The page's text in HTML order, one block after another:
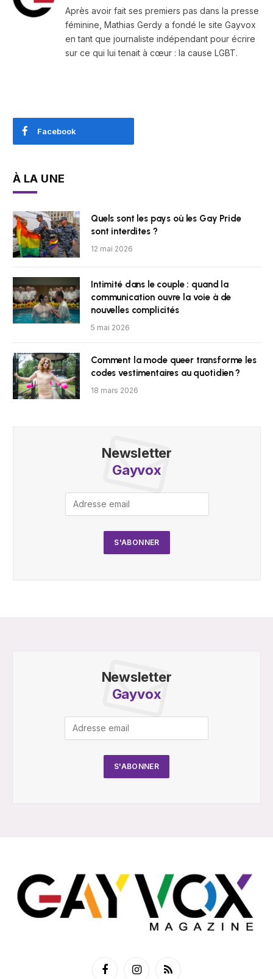
Après avoir fait ses premiers pas dans la presse
féminine, Mathias Gerdy a fondé le site Gayvox
en tant que journaliste indépendant pour écrire
sur ce qui lui tenait à cœur : la cause LGBT.
Facebook
À LA UNE
Quels sont les pays où les Gay Pride
sont interdites ?
12 mai 2026
Intimité dans le couple : quand la
communication ouvre la voie à de
nouvelles complicités
5 mai 2026
Comment la mode queer transforme les
codes vestimentaires au quotidien ?
18 mars 2026
Newsletter
Gayvox
Newsletter
Gayvox
FacebookInstagramRSS